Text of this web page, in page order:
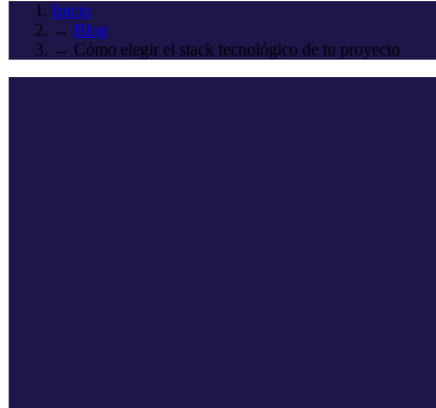
Inicio
→ Blog
→ Cómo elegir el stack tecnológico de tu proyecto